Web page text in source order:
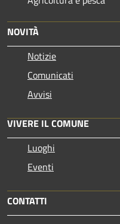
NOVITÀ
Notizie
Comunicati
Avvisi
VIVERE IL COMUNE
Luoghi
Eventi
CONTATTI